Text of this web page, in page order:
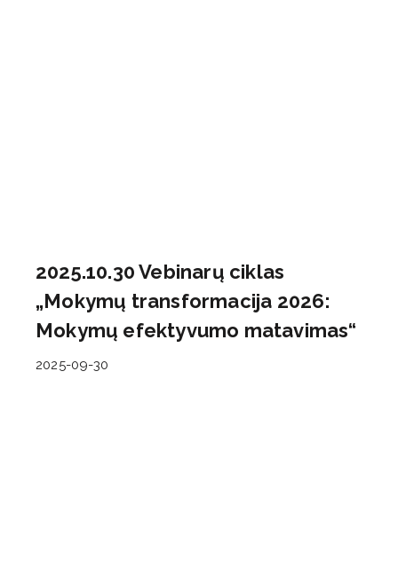
2025.10.30 Vebinarų ciklas
„Mokymų transformacija 2026:
Mokymų efektyvumo matavimas“
2025-09-30